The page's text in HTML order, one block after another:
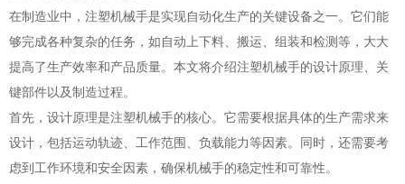
在制造业中，注塑机械手是实现自动化生产的关键设备之一。它们能
够完成各种复杂的任务，如自动上下料、搬运、组装和检测等，大大
提高了生产效率和产品质量。本文将介绍注塑机械手的设计原理、关
键部件以及制造过程。
首先，设计原理是注塑机械手的核心。它需要根据具体的生产需求来
设计，包括运动轨迹、工作范围、负载能力等因素。同时，还需要考
虑到工作环境和安全因素，确保机械手的稳定性和可靠性。